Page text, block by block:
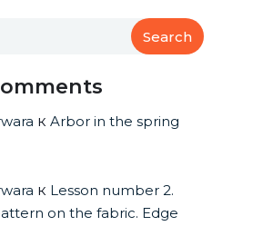
Search
кArbor in the spring
к Lesson number 2.
on the fabric. Edge